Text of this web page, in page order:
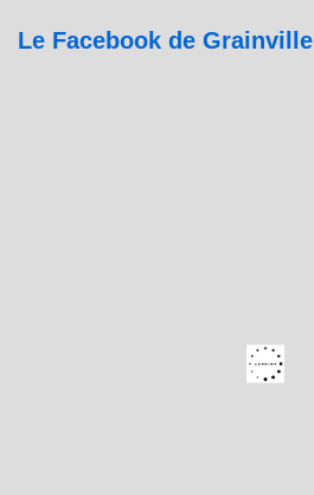
Le Facebook de Grainville